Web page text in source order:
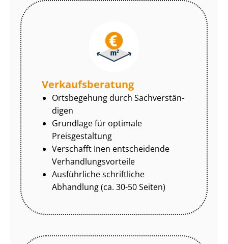
Ver­kaufs­be­ra­tung
Ortsbegehung durch Sach­ver­stän­
di­gen
Grundlage für optimale
Preisgestaltung
Verschafft Inen entscheidende
Ver­hand­lungs­vor­tei­le
Ausführliche schriftliche
Abhandlung (ca. 30-50 Seiten)